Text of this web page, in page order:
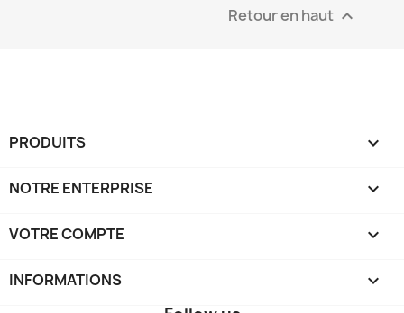
Retour en haut 
PRODUITS 
NOTRE ENTERPRISE 
VOTRE COMPTE 
INFORMATIONS keyboard_arrow_down